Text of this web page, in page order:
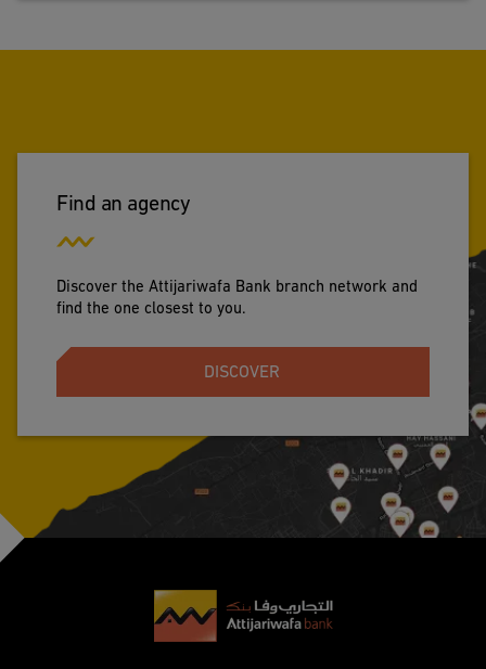
Find an agency
Discover the Attijariwafa Bank branch network and
find the one closest to you.
DISCOVER
Footer